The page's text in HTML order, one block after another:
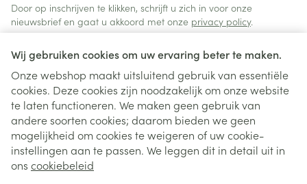
Wij gebruiken cookies om uw ervaring beter te maken.
Onze webshop maakt uitsluitend gebruik van essentiële
cookies. Deze cookies zijn noodzakelijk om onze website
te laten functioneren. We maken geen gebruik van
andere soorten cookies; daarom bieden we geen
mogelijkheid om cookies te weigeren of uw cookie-
instellingen aan te passen. We leggen dit in detail uit in
ons cookiebeleid
Door op inschrijven te klikken, schrijft u zich in voor onze
nieuwsbrief en gaat u akkoord met onze privacy policy.
Juridische links